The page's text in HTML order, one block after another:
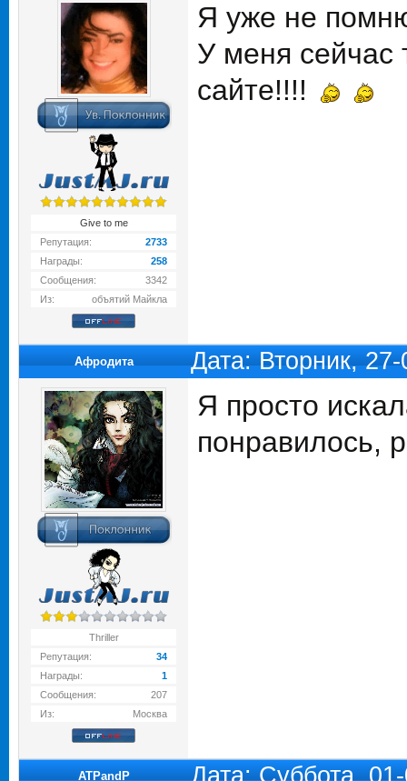
Give to me
Репутация:
2733
Награды:
258
Сообщения:
3342
Из:
объятий Майкла
Я уже не
У меня сейчас
сайте!!!!
Афродита Дата: Вторник,
Thriller
Репутация:
34
Награды:
1
Сообщения:
207
Из:
Москва
Я просто
понравилось,
ATPandP Дата: Суббота,